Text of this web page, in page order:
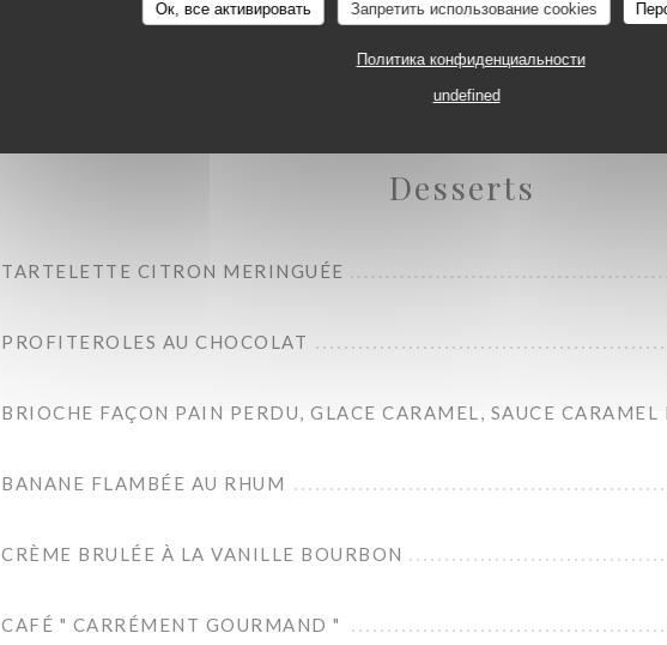
Ок, все активировать Запретить использование cookies
Политика конфиденциальности
undefined
PÊCHE DU JOUR CHORIZO GRILLÉ ET LINGUINES AU JUS DE
Desserts
TARTELETTE CITRON MERINGUÉE
PROFITEROLES AU CHOCOLAT
BRIOCHE FAÇON PAIN PERDU, GLACE CARAMEL, SAUCE CARAMEL
BANANE FLAMBÉE AU RHUM
CRÈME BRULÉE À LA VANILLE BOURBON
CAFÉ " CARRÉMENT GOURMAND "